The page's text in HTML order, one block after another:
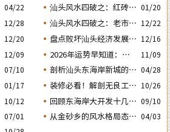
04/22
汕头风水四破之：红砖楼
被拆除破坏了乌桥岛龟地
风水格局
01/20
12/28
汕头风水四破之：老市政
府楼反向改造破坏了水局
风水。
12/22
12/20
盘点败坏汕头经济发展的
四次处人为风水破局
12/16
12/09
2026年运势早知道：丙
午年运势不好的4个出生
日期之四‘庚子’ 日
11/09
07/10
剖析汕头东海岸新城的风
水大局态势为购房者提供
更好的建议
04/28
01/17
装修必看！解剖无良工匠
是怎样使用魔咒在人家房
屋中“放蛊” 害人的？
10/26
10/12
回顾东海岸大开发十几
年：再看看有那些楼盘的
风水格局会比较好？
09/10
07/01
从金砂乡的风水格局态势 04/03